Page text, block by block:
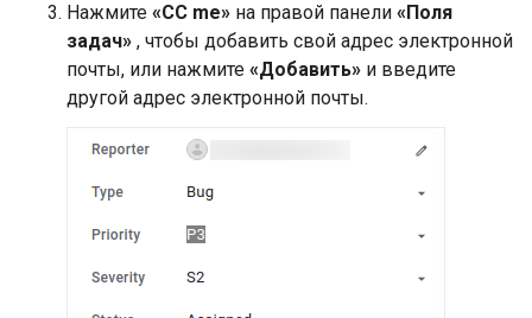
Нажмите «CC me» на правой панели «Поля
задач» , чтобы добавить свой адрес электронной
почты, или нажмите «Добавить» и введите
другой адрес электронной почты.